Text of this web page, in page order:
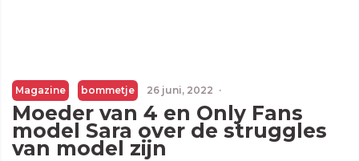
Magazine bommetje 26 juni, 2022 ·
Moeder van 4 en Only Fans
model Sara over de struggles
van model zijn